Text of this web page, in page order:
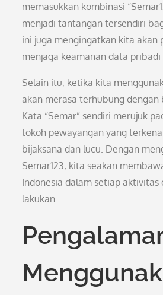
memasukkan kombinasi
menjadi tantangan tersendiri
ini juga mengingatkan kita akan
menjaga keamanan data
Selain itu, ketika kita
akan merasa terhubung dengan
Kata “Semar” sendiri merujuk
tokoh pewayangan yang
bijaksana dan lucu. Dengan
Semar123, kita seakan
Indonesia dalam setiap aktivitas
lakukan.